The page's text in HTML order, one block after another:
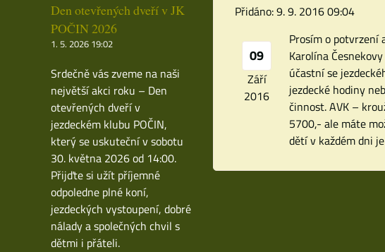
Přidáno: 9. 9. 2016 09:04
09
Září
2016
Prosím o potvrzení
Karolína
účastní se
jezdecké hodiny
činnost. AVK –
5700,- ale máte
dětí v každém dni
Den otevřených dveří v JK
POČIN 2026
1. 5. 2026 19:02
Srdečně vás zveme na naši
největší akci roku – Den
otevřených dveří v
jezdeckém klubu POČIN,
který se uskuteční v sobotu
30. května 2026 od 14:00.
Přijďte si užít příjemné
odpoledne plné koní,
jezdeckých vystoupení, dobré
nálady a společných chvil s
dětmi i přáteli.